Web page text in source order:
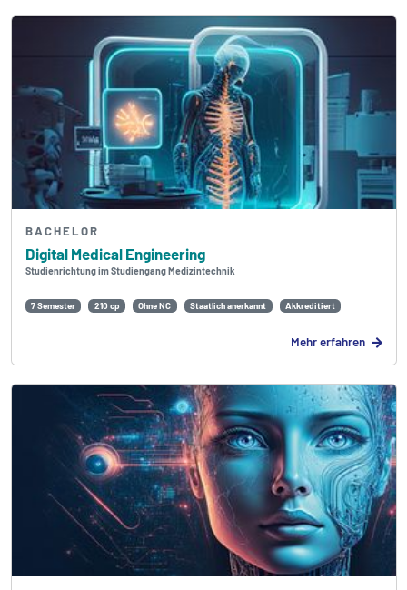
Digital Medical Engineering
Studienrichtung im Studiengang Medizintechnik
BACHELOR
7 Semester 210 cp Ohne NC Staatlich anerkannt Akkreditiert
Mehr erfahren